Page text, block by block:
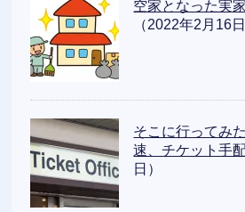
空家となった実
（2022年2月16日
そこに行ってみ
速、チケット手配
日）